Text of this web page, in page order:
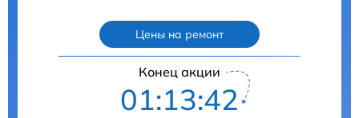
Цены на ремонт
Конец акции
01:13:41